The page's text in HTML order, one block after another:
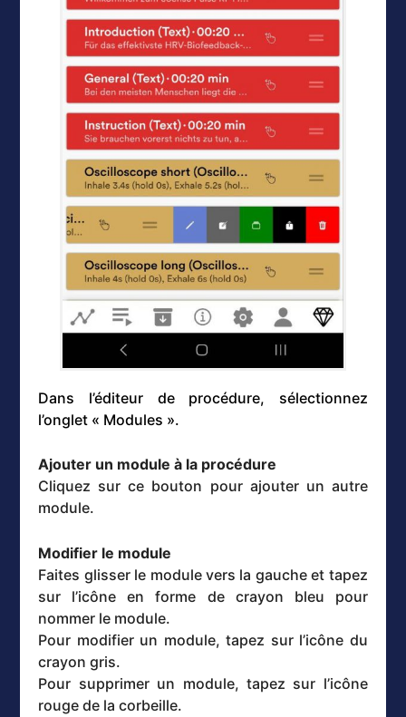
Dans l’éditeur de procédure, sélectionnez
l’onglet « Modules ».
Ajouter un module à la procédure
Cliquez sur ce bouton pour ajouter un autre
module.
Modifier le module
Faites glisser le module vers la gauche et tapez
sur l’icône en forme de crayon bleu pour
nommer le module.
Pour modifier un module, tapez sur l’icône du
crayon gris.
Pour supprimer un module, tapez sur l’icône
rouge de la corbeille.